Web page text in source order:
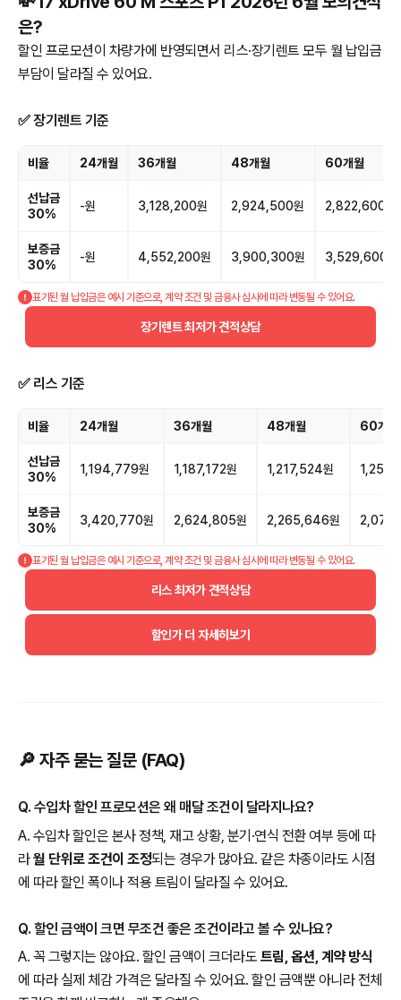
은?
할인 프로모션이 차량가에 반영되면서 리스·장기렌트 모두 월 납입금
부담이 달라질 수 있어요.
✅ 장기렌트 기준
비율 24개월 36개월 48개월 60개월
선납금
30%
-원 3,128,200원 2,924,500원 2,822,600원
보증금
30%
-원 4,552,200원 3,900,300원 3,529,600원
표기된 월 납입금은 예시 기준으로, 계약 조건 및 금융사 심사에 따라 변동될 수 있어요.
장기렌트 최저가 견적상담
✅ 리스 기준
비율 24개월 36개월 48개월 60개월
선납금
30%
1,194,779원 1,187,172원 1,217,524원
보증금
30%
3,420,770원 2,624,805원 2,265,646원
표기된 월 납입금은 예시 기준으로, 계약 조건 및 금융사 심사에 따라 변동될 수 있어요.
리스 최저가 견적상담
할인가 더 자세히보기
🔎 자주 묻는 질문 (FAQ)
Q. 수입차 할인 프로모션은 왜 매달 조건이 달라지나요?
A. 수입차 할인은 본사 정책, 재고 상황, 분기·연식 전환 여부 등에 따
라월 단위로 조건이 조정되는 경우가 많아요. 같은 차종이라도 시점
에 따라 할인 폭이나 적용 트림이 달라질 수 있어요.
Q. 할인 금액이 크면 무조건 좋은 조건이라고 볼 수 있나요?
A. 꼭 그렇지는 않아요. 할인 금액이 크더라도 트림, 옵션, 계약 방식
에 따라 실제 체감 가격은 달라질 수 있어요. 할인 금액뿐 아니라 전체